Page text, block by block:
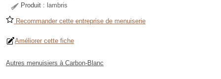
Produit : lambris
Recommander cette entreprise de menuiserie
Améliorer cette fiche
Autres menuisiers à Carbon-Blanc